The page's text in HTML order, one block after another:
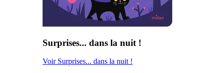
Surprises... dans la nuit !
Voir Surprises... dans la nuit !